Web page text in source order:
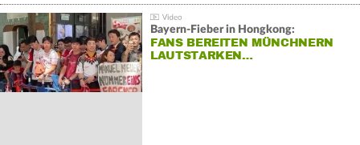
Bayern-Fieber in Hongkong:
FANS BEREITEN MÜNCHNERN
LAUTSTARKEN…